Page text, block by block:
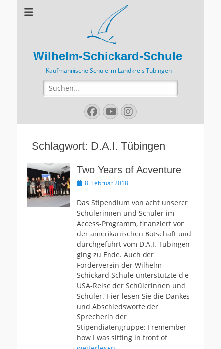
Wilhelm-Schickard-Schule
Kaufmännische Schule im Landkreis Tübingen
Suchen
nach:
Facebook
YouTube
Instagram
Schlagwort: D.A.I. Tübingen
Two Years of Adventure
Veröffentlicht
8. Februar 2018
Das Stipendium von acht unserer
Schülerinnen und Schüler im
Access-Programm, finanziert von
der amerikanischen Botschaft und
durchgeführt vom D.A.I. Tübingen
ging zu Ende. Auch der
Förderverein der Wilhelm-
Schickard-Schule unterstützte die
USA-Reise der Schülerinnen und
Schüler. Hier lesen Sie die Dankes-
und Abschiedsworte der
Sprecherin der
Stipendiatengruppe: I remember
how I was sitting in front of